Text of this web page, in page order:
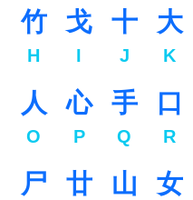
竹 戈 十 大
H I J K
人 心 手 口
O P Q R
尸 廿 山 女